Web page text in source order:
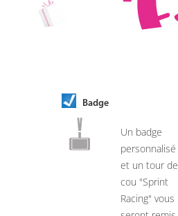
Badge
Un badge
personnalisé
et un tour de
cou "Sprint
Racing" vous